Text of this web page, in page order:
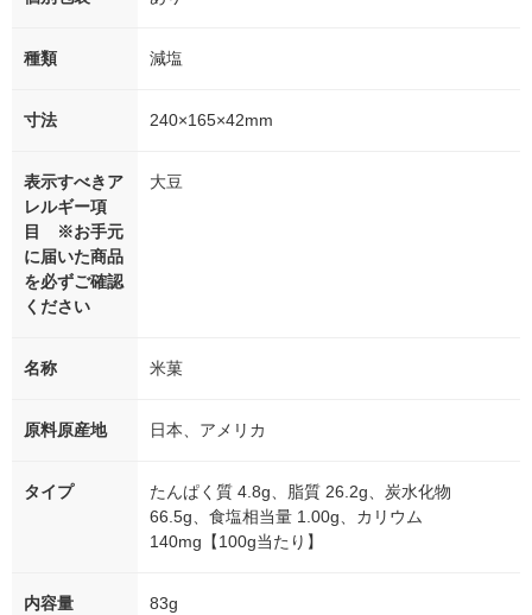
種類 減塩
寸法 240×165×42mm
表示すべきア
レルギー項
目 ※お手元
に届いた商品
を必ずご確認
ください
大豆
名称 米菓
原料原産地 日本、アメリカ
タイプ
たんぱく質 4.8g、脂質 26.2g、炭水化物
66.5g、食塩相当量 1.00g、カリウム
140mg【100g当たり】
内容量 83g